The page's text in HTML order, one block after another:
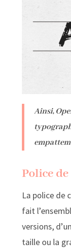
Ainsi,
Police
La police de
fait
versions,
taille ou la